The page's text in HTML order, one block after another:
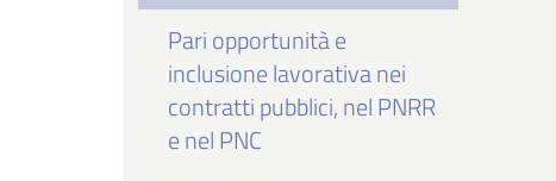
Pari opportunità e
inclusione lavorativa nei
contratti pubblici, nel PNRR
e nel PNC